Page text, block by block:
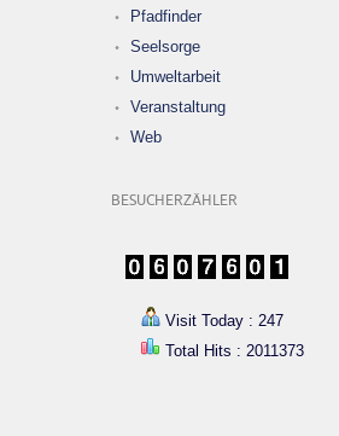
Pfadfinder
Seelsorge
Umweltarbeit
Veranstaltung
Web
BESUCHERZÄHLER
Visit Today : 247
Total Hits : 2011373